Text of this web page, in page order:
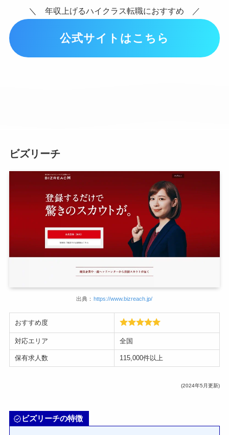
＼ 年収上げるハイクラス転職におすすめ ／
公式サイトはこちら
ビズリーチ
出典： https://www.bizreach.jp/
おすすめ度
対応エリア 全国
保有求人数 115,000件以上
(2024年5月更新)
ビズリーチの特徴